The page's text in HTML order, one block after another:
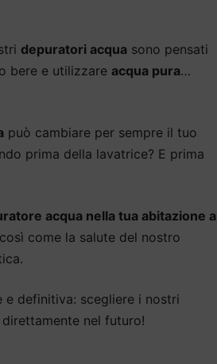
depuratori acqua sono pensati
bere e utilizzare acqua pura…
può cambiare per sempre il tuo
prima della lavatrice? E prima
acqua nella tua abitazione a
come la salute del nostro
e definitiva: scegliere i nostri
nel futuro!